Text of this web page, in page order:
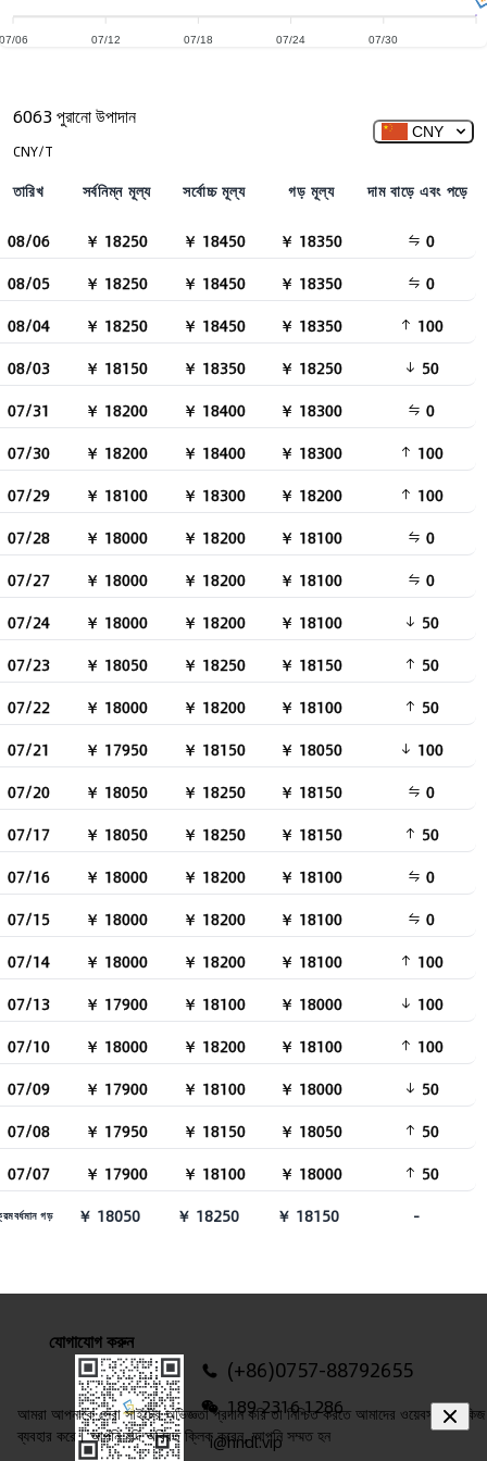
06 07/12 07/18 07/24 07/30
6063 পুরানো উপাদান
CNY/T
CNY
তারিখ সর্বনিম্ন মূল্য সর্বোচ্চ মূল্য গড় মূল্য দাম বাড়ে এবং পড়ে
08/06 ￥ 18250 ￥ 18450 ￥ 18350
0
08/05
￥ 18250 ￥ 18450 ￥ 18350
0
08/04
￥ 18250 ￥ 18450 ￥ 18350
100
08/03
￥ 18150 ￥ 18350 ￥ 18250
50
07/31
￥ 18200 ￥ 18400 ￥ 18300
0
07/30
￥ 18200 ￥ 18400 ￥ 18300
100
07/29
￥ 18100 ￥ 18300 ￥ 18200
100
07/28
￥ 18000 ￥ 18200 ￥ 18100
0
07/27
￥ 18000 ￥ 18200 ￥ 18100
0
07/24
￥ 18000 ￥ 18200 ￥ 18100
50
07/23
￥ 18050 ￥ 18250 ￥ 18150
50
07/22
￥ 18000 ￥ 18200 ￥ 18100
50
07/21
￥ 17950 ￥ 18150 ￥ 18050
100
07/20
￥ 18050 ￥ 18250 ￥ 18150
0
07/17
￥ 18050 ￥ 18250 ￥ 18150
50
07/16
￥ 18000 ￥ 18200 ￥ 18100
0
07/15
￥ 18000 ￥ 18200 ￥ 18100
0
07/14
￥ 18000 ￥ 18200 ￥ 18100
100
07/13
￥ 17900 ￥ 18100 ￥ 18000
100
07/10
￥ 18000 ￥ 18200 ￥ 18100
100
07/09
￥ 17900 ￥ 18100 ￥ 18000
50
07/08
￥ 17950 ￥ 18150 ￥ 18050
50
07/07
￥ 17900 ￥ 18100 ￥ 18000 50
গড় ￥ 18050 ￥ 18250 ￥ 18150 -
যোগাযোগ করুন
(+86)0757-88792655
189 2316 1286
i@hndl.vip
আমরা আপনাকে সেরা সাইটের অভিজ্ঞতা প্রদান করি তা নিশ্চিত করতে আমাদের ওয়েবসাইট কুকিজ
ব্যবহার করে। আপনি যদি অবিরত ক্লিক করেন, আপনি সম্মত হন